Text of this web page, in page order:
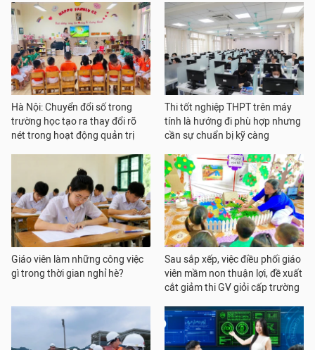
Hà Nội: Chuyển đổi số trong
trường học tạo ra thay đổi rõ
nét trong hoạt động quản trị
Thi tốt nghiệp THPT trên máy
tính là hướng đi phù hợp nhưng
cần sự chuẩn bị kỹ càng
Giáo viên làm những công việc
gì trong thời gian nghỉ hè?
Sau sắp xếp, việc điều phối giáo
viên mầm non thuận lợi, đề xuất
cắt giảm thi GV giỏi cấp trường